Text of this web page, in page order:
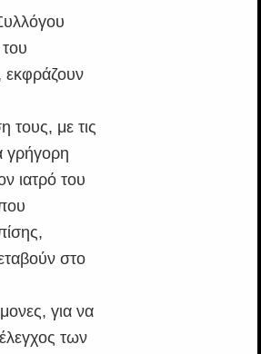
εκφράζουν
τους, με τις
γρήγορη
ιατρό του
στο
για να
έλεγχος των